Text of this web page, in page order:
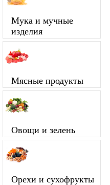
Мука и мучные
изделия
Мясные продукты
Овощи и зелень
Орехи и сухофрукты